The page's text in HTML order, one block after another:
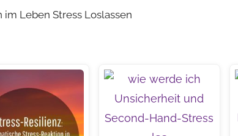
Leben Stress Loslassen